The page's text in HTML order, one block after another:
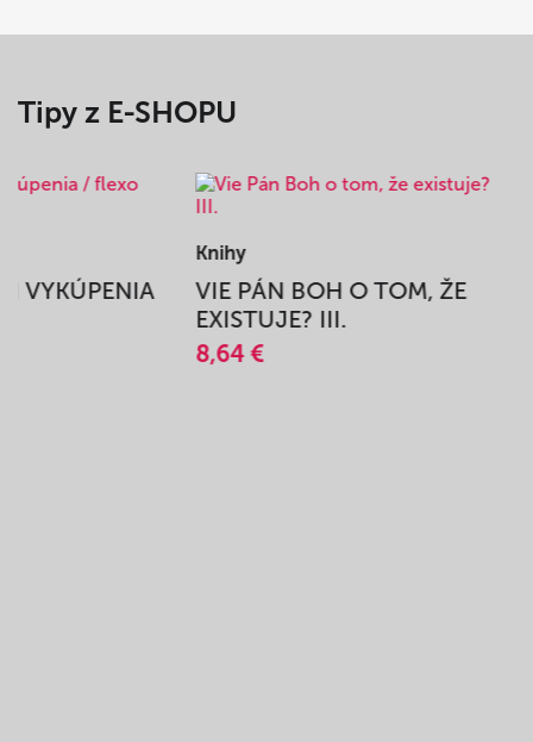
Tipy z E-SHOPU
VYKÚPENIA
Knihy
VIE PÁN BOH O TOM, ŽE
EXISTUJE? III.
8,64 €